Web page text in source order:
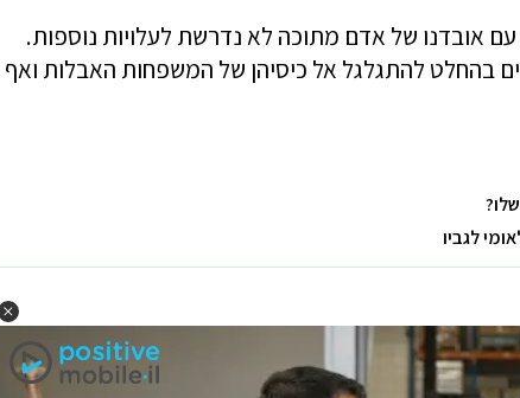
אובדנו של אדם מתוכה לא נדרשת לעלויות נוספות.
בהחלט להתגלגל אל כיסיהן של המשפחות האבלות ואף
לגביו